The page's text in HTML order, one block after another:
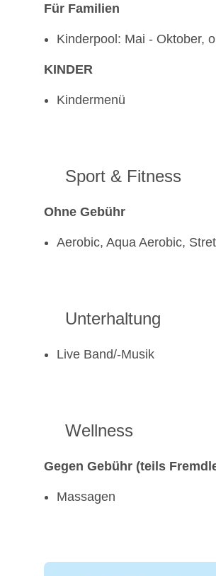
Für Familien
Kinderpool: Mai - Oktober,
KINDER
Kindermenü
Sport & Fitness
Ohne Gebühr
Aerobic, Aqua Aerobic,
Unterhaltung
Live Band/-Musik
Wellness
Gegen Gebühr (teils
Massagen